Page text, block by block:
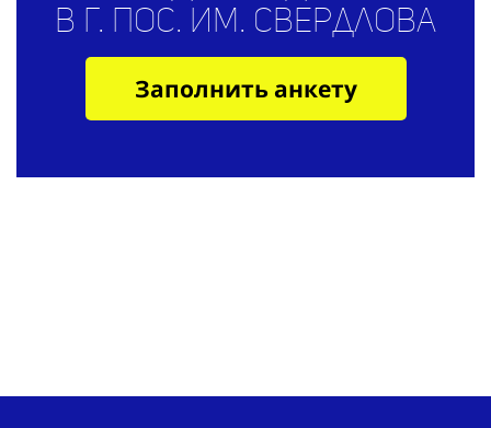
в г. пос. им. Свердлова
Заполнить анкету